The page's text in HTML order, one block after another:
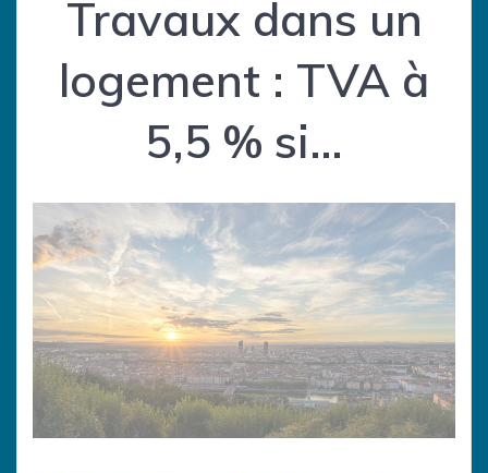
Travaux dans un
logement : TVA à
5,5 % si…